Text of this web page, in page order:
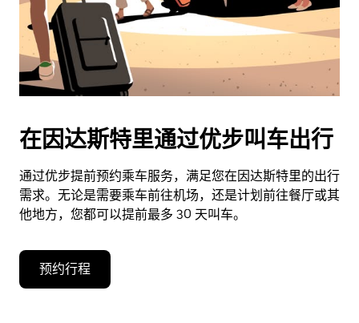
在因达斯特里通过优步叫车出行
通过优步提前预约乘车服务，满足您在因达斯特里的出行
需求。无论是需要乘车前往机场，还是计划前往餐厅或其
他地方，您都可以提前最多 30 天叫车。
预约行程